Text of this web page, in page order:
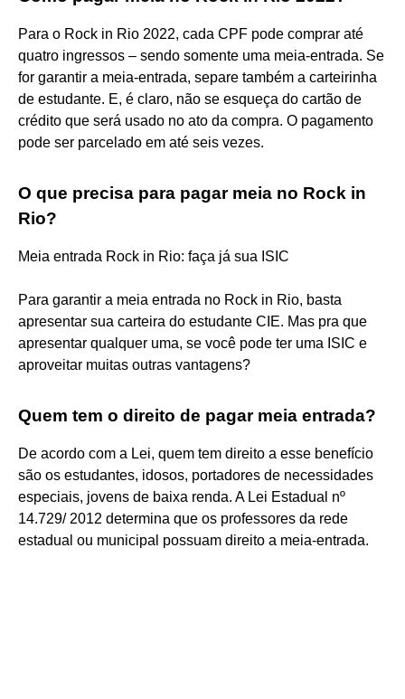
Para o Rock in Rio 2022, cada CPF pode comprar até
quatro ingressos – sendo somente uma meia-entrada. Se
for garantir a meia-entrada, separe também a carteirinha
de estudante. E, é claro, não se esqueça do cartão de
crédito que será usado no ato da compra. O pagamento
pode ser parcelado em até seis vezes.
O que precisa para pagar meia no Rock in
Rio?
Meia entrada Rock in Rio: faça já sua ISIC
Para garantir a meia entrada no Rock in Rio, basta
apresentar sua carteira do estudante CIE. Mas pra que
apresentar qualquer uma, se você pode ter uma ISIC e
aproveitar muitas outras vantagens?
Quem tem o direito de pagar meia entrada?
De acordo com a Lei, quem tem direito a esse benefício
são os estudantes, idosos, portadores de necessidades
especiais, jovens de baixa renda. A Lei Estadual nº
14.729/ 2012 determina que os professores da rede
estadual ou municipal possuam direito a meia-entrada.